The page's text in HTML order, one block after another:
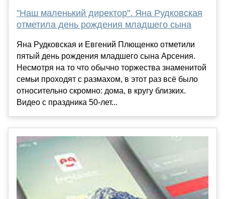
"Наш маленький директор". Яна Рудковская
отметила день рождения младшего сына
Яна Рудковская и Евгений Плющенко отметили
пятый день рождения младшего сына Арсения.
Несмотря на то что обычно торжества знаменитой
семьи проходят с размахом, в этот раз всё было
относительно скромно: дома, в кругу близких.
Видео с праздника 50-лет...